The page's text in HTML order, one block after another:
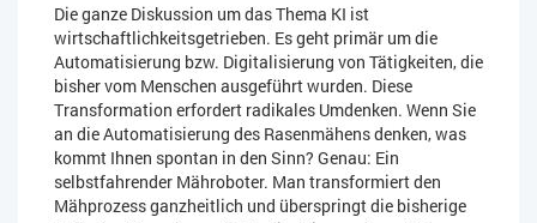
Die ganze Diskussion um das Thema KI ist
wirtschaftlichkeitsgetrieben. Es geht primär um die
Automatisierung bzw. Digitalisierung von Tätigkeiten, die
bisher vom Menschen ausgeführt wurden. Diese
Transformation erfordert radikales Umdenken. Wenn Sie
an die Automatisierung des Rasenmähens denken, was
kommt Ihnen spontan in den Sinn? Genau: Ein
selbstfahrender Mähroboter. Man transformiert den
Mähprozess ganzheitlich und überspringt die bisherige